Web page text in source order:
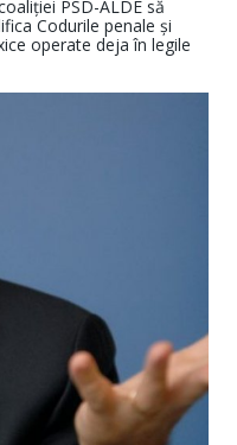
PSD-ALDE să
Codurile penale și
operate deja în legile